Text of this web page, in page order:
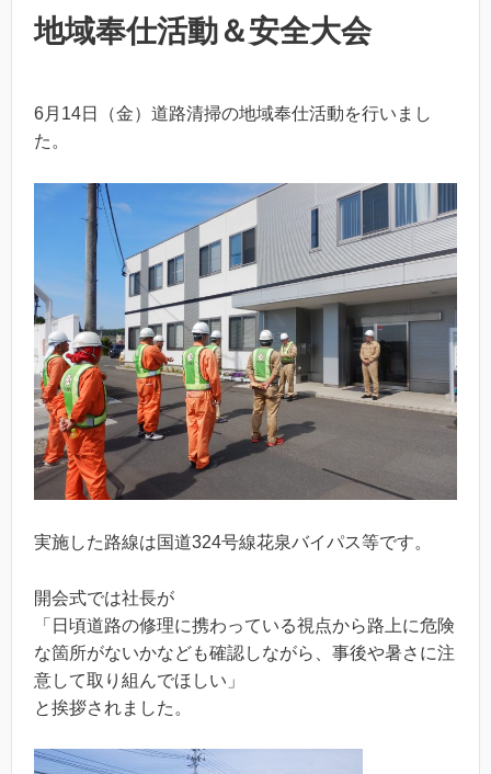
地域奉仕活動＆安全大会
6月14日（金）道路清掃の地域奉仕活動を行いまし
た。
実施した路線は国道324号線花泉バイパス等です。
開会式では社長が
「日頃道路の修理に携わっている視点から路上に危険
な箇所がないかなども確認しながら、事後や暑さに注
意して取り組んでほしい」
と挨拶されました。